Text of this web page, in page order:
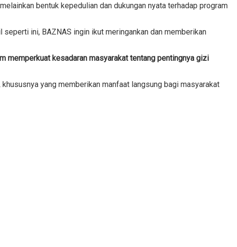
bentuk kepedulian dan dukungan nyata terhadap program
ini, BAZNAS ingin ikut meringankan dan memberikan
memperkuat kesadaran masyarakat tentang pentingnya gizi
khususnya yang memberikan manfaat langsung bagi masyarakat